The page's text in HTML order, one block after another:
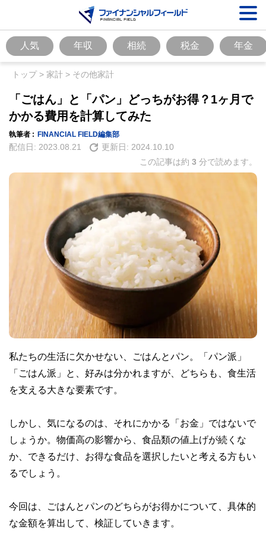
人気 年収 相続 税金 年金
トップ> 家計 > その他家計
「ごはん」と「パン」どっちがお得？1ヶ月で
かかる費用を計算してみた
執筆者 : FINANCIAL FIELD編集部
配信日: 2023.08.21 更新日: 2024.10.10
この記事は約 3 分で読めます。
私たちの生活に欠かせない、ごはんとパン。「パン派」
「ごはん派」と、好みは分かれますが、どちらも、食生活
を支える大きな要素です。
しかし、気になるのは、それにかかる「お金」ではないで
しょうか。物価高の影響から、食品類の値上げが続くな
か、できるだけ、お得な食品を選択したいと考える方もい
るでしょう。
今回は、ごはんとパンのどちらがお得かについて、具体的
な金額を算出して、検証していきます。